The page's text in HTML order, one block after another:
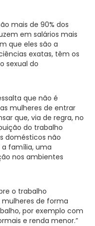
mais de 90% dos
em salários mais
que eles são a
exatas, têm os
sexual do
que não é
mulheres de entrar
que, via de regra, no
do trabalho
domésticos não
família, uma
nos ambientes
o trabalho
de forma
por exemplo com
e renda menor.”